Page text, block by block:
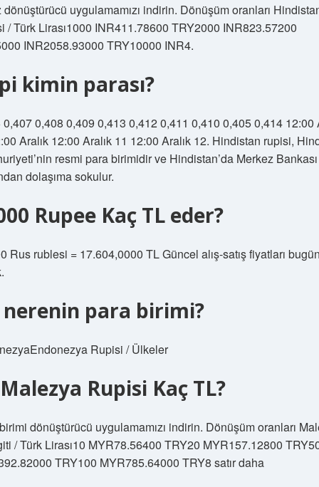
uygulamamızı indirin. Dönüşüm oranları
/ Türk Lirası1000 INR411.78600 TRY2000 INR823.57200
INR2058.93000 TRY10000 INR4.
kimin parası?
0,407 0,408 0,409 0,413 0,412 0,411 0,410 0,405 0,414 12:00
Aralık 12:00 Aralık 11 12:00 Aralık 12. Hindistan rupisi,
resmi para birimidir ve Hindistan’da Merkez Bankası
dolaşıma sokulur.
Rupee Kaç TL eder?
Rus rublesi = 17.604,0000 TL Güncel alış-satış fiyatları
nerenin para birimi?
Rupisi / Ülkeler
Rupisi Kaç TL?
dönüştürücü uygulamamızı indirin. Dönüşüm oranları
/ Türk Lirası10 MYR78.56400 TRY20 MYR157.12800
TRY100 MYR785.64000 TRY8 satır daha